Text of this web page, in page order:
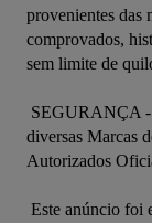
provenientes das
comprovados,
sem limite de
diversas Marcas
Autorizados